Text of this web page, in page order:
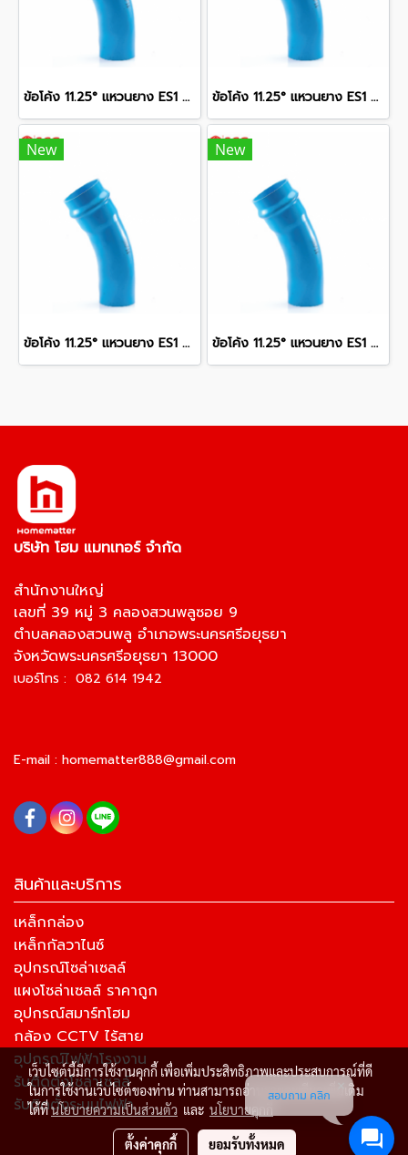
ข้อโค้ง 11.25° แหวนยาง ES1 SCG ขนาด 350 มม. (14 นิ้ว ) ชั้น 13.5 ข้อโค้ง 11.25° แหวนยาง ES1 SCG ขนาด 300 มม. (12 นิ้ว ) ชั้น 13.5
New
ข้อโค้ง 11.25° แหวนยาง ES1 SCG ขนาด 400 มม. (16 นิ้ว ) ชั้น 13.5
New
ข้อโค้ง 11.25° แหวนยาง ES1 SCG ขนาด 250 มม. (10 นิ้ว ) ชั้น 13.5
บริษัท โฮม แมทเทอร์ จำกัด
สำนักงานใหญ่
เลขที่ 39 หมู่ 3 คลองสวนพลูซอย 9
ตำบลคลองสวนพลู อำเภอพระนครศรีอยุธยา
จังหวัดพระนครศรีอยุธยา 13000
เบอร์โทร : 082 614 1942
E-mail : homematter888@gmail.com
สินค้าและบริการ
เหล็กกล่อง
เหล็กกัลวาไนซ์
อุปกรณ์โซล่าเซลล์
แผงโซล่าเซลล์ ราคาถูก
อุปกรณ์สมาร์ทโฮม
กล้อง CCTV ไร้สาย
อุปกรณ์ไฟฟ้าโรงงาน
รับติดตั้งโซล่าเซลล์
รับติดตั้งระบบไฟฟ้า
เว็บไซต์นี้มีการใช้งานคุกกี้ เพื่อเพิ่มประสิทธิภาพและประสบการณ์ที่ดี
ในการใช้งานเว็บไซต์ของท่าน ท่านสามารถอ่านรายละเอียดเพิ่มเติม
ได้ที่นโยบายความเป็นส่วนตัว และ นโยบายคุกกี้
ตั้งค่าคุกกี้ ยอมรับทั้งหมด
สอบถาม คลิก